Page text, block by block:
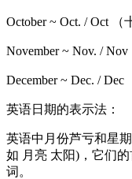
October ~ Oct. / Oct （
November ~ Nov. / Nov
December ~ Dec. / Dec
英语日期的表示法：
英语中月份芦亏和星
如 月亮 太阳)，它们
词。